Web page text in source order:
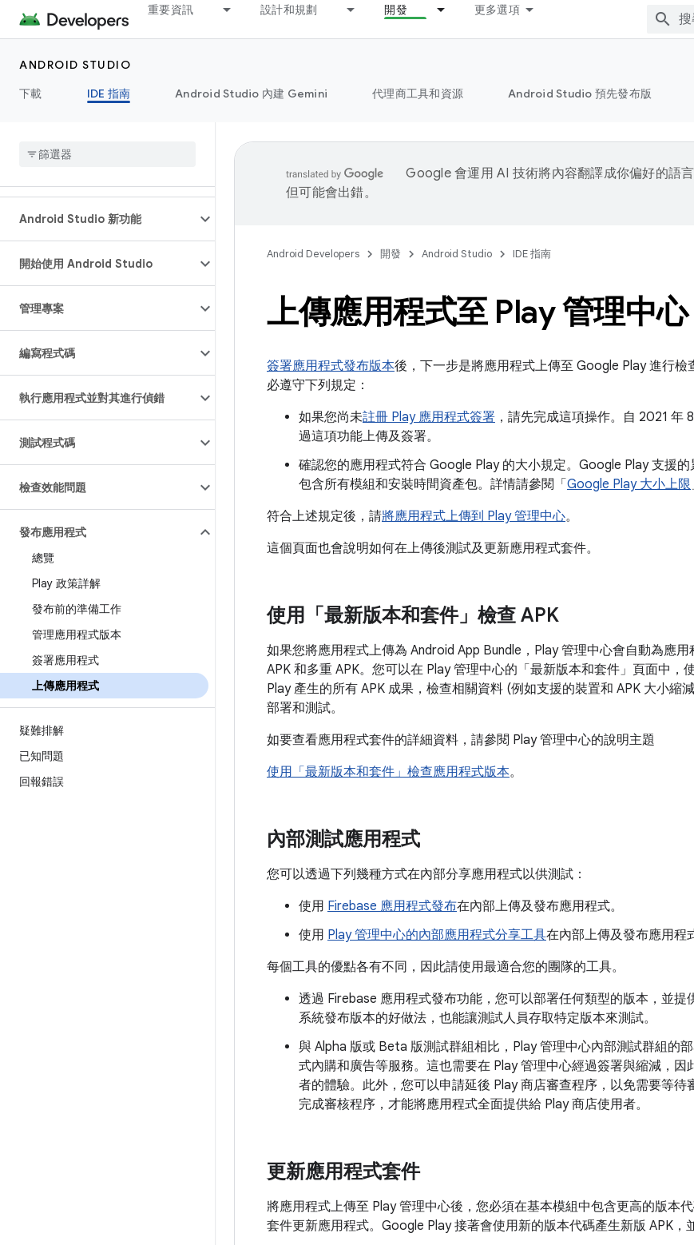
重要資訊 設計和規劃 開發 更多選項
ANDROID STUDIO
下載
IDE 指南 Android Studio 內建 Gemini 代理商工具和資源 Android Studio 預先發布版
Android Studio 新功能
開始使用 Android Studio
管理專案
編寫程式碼
執行應用程式並對其進行偵錯
測試程式碼
檢查效能問題
發布應用程式
總覽
Play 政策詳解
發布前的準備工作
管理應用程式版本
簽署應用程式
上傳應用程式
疑難排解
已知問題
回報錯誤
Google 會運用 AI 技術將內容翻譯成你偏好的語言
但可能會出錯。
Android Developers 開發 Android Studio IDE 指南
上傳應用程式至 Play 管理中心
簽署應用程式發布版本後，下一步是將應用程式上傳至 Google Play 進行
必遵守下列規定：
如果您尚未註冊 Play 應用程式簽署 ，請先完成這項操作。自 2021 年
過這項功能上傳及簽署。
確認您的應用程式符合 Google Play 的大小規定。Google Play 支援
包含所有模組和安裝時間資產包。詳情請參閱「 Google Play 大小上限
符合上述規定後，請將應用程式上傳到 Play 管理中心。
這個頁面也會說明如何在上傳後測試及更新應用程式套件。
使用「最新版本和套件」檢查 APK
如果您將應用程式上傳為 Android App Bundle，Play 管理中心會自動為應
APK 和多重 APK。您可以在 Play 管理中心的「最新版本和套件」頁面中，
Play 產生的所有 APK 成果，檢查相關資料 (例如支援的裝置和 APK 大小縮
部署和測試。
如要查看應用程式套件的詳細資料，請參閱 Play 管理中心的說明主題
使用「最新版本和套件」檢查應用程式版本。
內部測試應用程式
您可以透過下列幾種方式在內部分享應用程式以供測試：
使用 Firebase 應用程式發布在內部上傳及發布應用程式。
使用 Play 管理中心的內部應用程式分享工具在內部上傳及發布應用程
每個工具的優點各有不同，因此請使用最適合您的團隊的工具。
透過 Firebase 應用程式發布功能，您可以部署任何類型的版本，並
系統發布版本的好做法，也能讓測試人員存取特定版本來測試。
與 Alpha 版或 Beta 版測試群組相比，Play 管理中心內部測試群組的
式內購和廣告等服務。這也需要在 Play 管理中心經過簽署與縮減，因
者的體驗。此外，您可以申請延後 Play 商店審查程序，以免需要等
完成審核程序，才能將應用程式全面提供給 Play 商店使用者。
更新應用程式套件
將應用程式上傳至 Play 管理中心後，您必須在基本模組中包含更高的版本
套件更新應用程式。Google Play 接著會使用新的版本代碼產生新版 APK，